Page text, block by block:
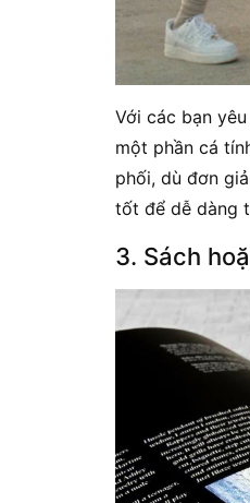
Với các bạn
một phần cá
phối, dù đơn
tốt để dễ dàng
3. Sách